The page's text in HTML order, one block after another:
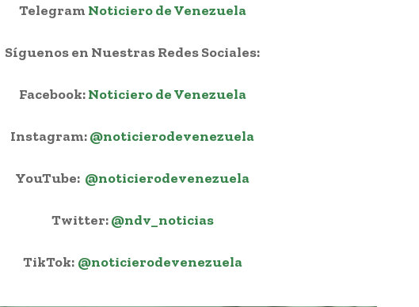
Telegram Noticiero de Venezuela
Síguenos en Nuestras Redes Sociales:
Facebook:Noticiero de Venezuela
Instagram:@noticierodevenezuela
YouTube: @noticierodevenezuela
Twitter:@ndv_noticias
TikTok: @noticierodevenezuela